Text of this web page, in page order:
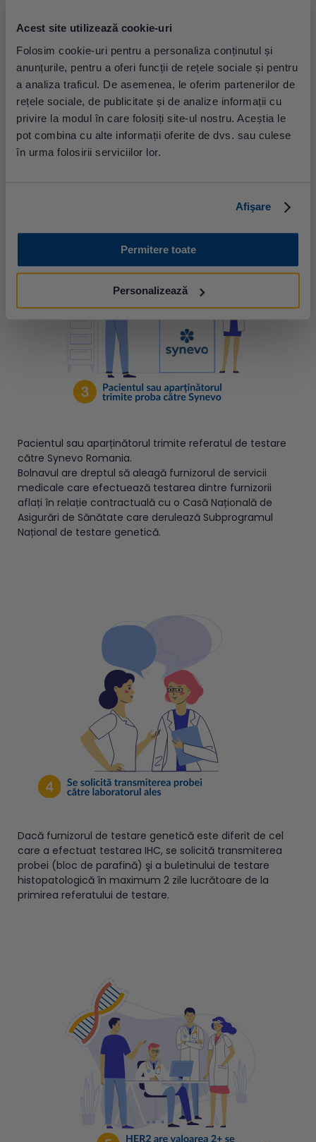
Acest site utilizează cookie-uri
Folosim cookie-uri pentru a personaliza conținutul și
anunțurile, pentru a oferi funcții de rețele sociale și pentru
a analiza traficul. De asemenea, le oferim partenerilor de
rețele sociale, de publicitate și de analize informații cu
privire la modul în care folosiți site-ul nostru. Aceștia le
pot combina cu alte informații oferite de dvs. sau culese
în urma folosirii serviciilor lor.
Afişare
Permitere toate
Personalizează
Medicul va întocmi un referat de testare (Anexa 10)
pentru bolnavii eligibili.
Completati referatul
Pacientul sau aparținătorul trimite referatul de testare
către Synevo Romania.
Bolnavul are dreptul să aleagă furnizorul de servicii
medicale care efectuează testarea dintre furnizorii
aflați în relație contractuală cu o Casă Națională de
Asigurări de Sănătate care derulează Subprogramul
Național de testare genetică.
Dacă furnizorul de testare genetică este diferit de cel
care a efectuat testarea IHC, se solicită transmiterea
probei (bloc de parafină) şi a buletinului de testare
histopatologică în maximum 2 zile lucrătoare de la
primirea referatului de testare.